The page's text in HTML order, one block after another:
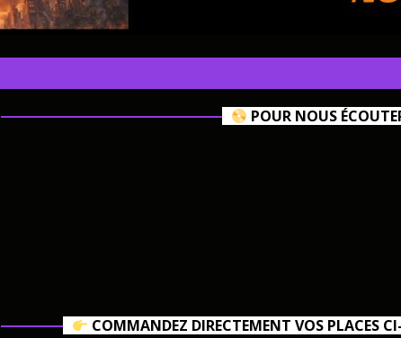
POUR NOUS
COMMANDEZ DIRECTEMENT VOS PLACES